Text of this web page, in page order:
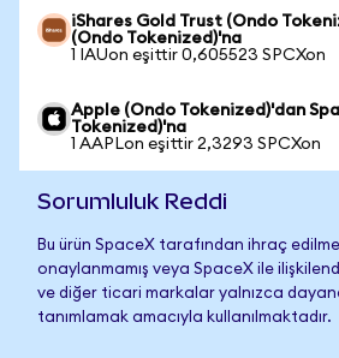
iShares Gold Trust (Ondo
(Ondo Tokenized)'na
1 IAUon eşittir 0,605523 SPCXon
Apple (Ondo Tokenized)'dan
Tokenized)'na
1 AAPLon eşittir 2,3293 SPCXon
Sorumluluk Reddi
Bu ürün SpaceX tarafından ihraç
onaylanmamış veya SpaceX ile
ve diğer ticari markalar yalnızca
tanımlamak amacıyla kullanılmaktadır.